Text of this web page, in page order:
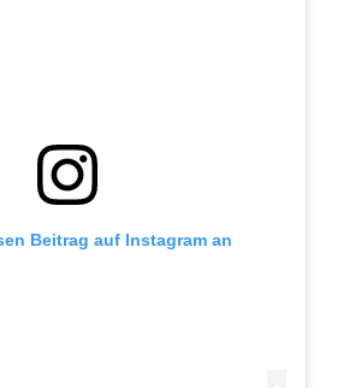
Beitrag auf Instagram an